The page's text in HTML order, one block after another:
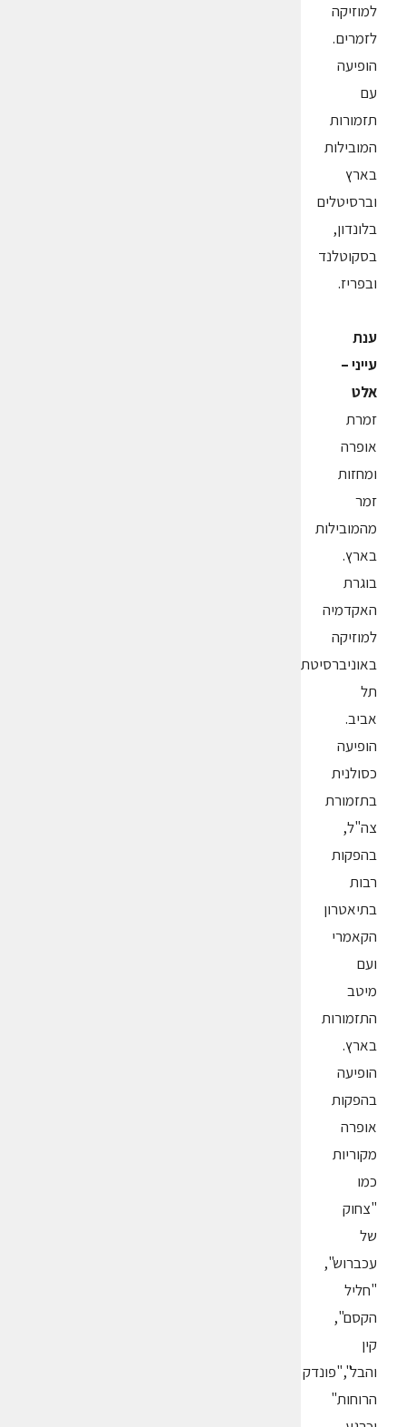
למוזיקה
לזמרים.
הופיעה
עם
תזמורות
המובילות
בארץ
וברסיטלים
בלונדון,
בסקוטלנד
ובפריז.
ענת
עייני –
אלט
זמרת
אופרה
ומחזות
זמר
מהמובילות
בארץ.
בוגרת
האקדמיה
למוזיקה
באוניברסיטת
תל
אביב.
הופיעה
כסולנית
בתזמורת
צה"ל,
בהפקות
רבות
בתיאטרון
הקאמרי
ועם
מיטב
התזמורות
בארץ.
הופיעה
בהפקות
אופרה
מקוריות
כמו
"צחוק
של
עכברוש",
"חליל
הקסם",
קין
והבל","פונדק
הרוחות"